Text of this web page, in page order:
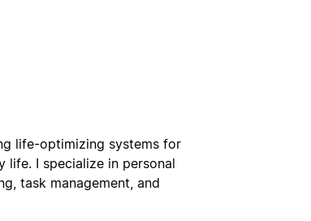
life-optimizing systems for
life. I specialize in personal
task management, and